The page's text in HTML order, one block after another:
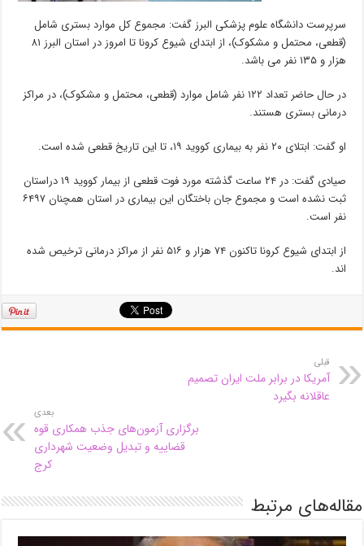
سرپرست ‌دانشگاه علوم پزشکی البرز گفت: مجموع کل موارد بستری شامل
(قطعی، محتمل و مشکوک)، از ابتدای شیوع کرونا تا امروز در استان البرز ۸۱
هزار و ۱۳۵ نفر می باشد.
در حال حاضر تعداد ۱۲۲ نفر شامل موارد (قطعی، محتمل و مشکوک)، در مراکز
درمانی بستری هستند.
او گفت: ابتلای ۲۰ نفر به بیماری کووید ۱۹، تا این تاریخ قطعی شده است.
صیادی گفت: در ۲۴ ساعت گذشته مورد فوت قطعی از بیمار کووید ۱۹ دراستان
ثبت نشده است و مجموع جان باختگان این بیماری در استان همچنان ۶۴۹۷
نفر است.
از ابتدای شیوع کرونا تاکنون ۷۴ هزار و ۵۱۶ نفر از مراکز درمانی ترخیص شده
اند.
قبلی
آمریکا در برابر ملت ایران تصمیم
عاقلانه بگیرد
بعدی
برگزاری آزمون‌های جذب همکاری قوه
قضاییه و تبدیل وضعیت شهرداری
کرج
مقاله‌های مرتبط